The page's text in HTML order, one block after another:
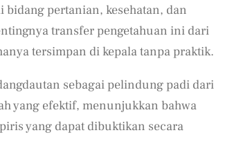
pertanian, kesehatan, dan
transfer pengetahuan ini dari
tersimpan di kepala tanpa praktik.
sebagai pelindung padi dari
yang efektif, menunjukkan bahwa
yang dapat dibuktikan secara